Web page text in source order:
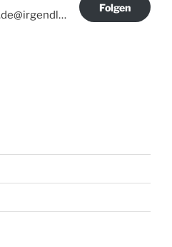
@irgendlink.de@irgendlink.de
Folgen